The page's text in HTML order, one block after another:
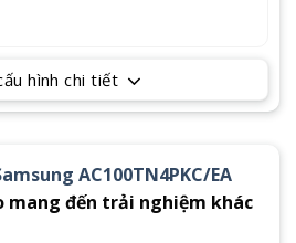
AC100TN4PKC/EA
mang đến trải nghiệm khác
hình chi tiết